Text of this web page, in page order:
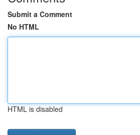
Submit a Comment
No HTML
HTML is disabled